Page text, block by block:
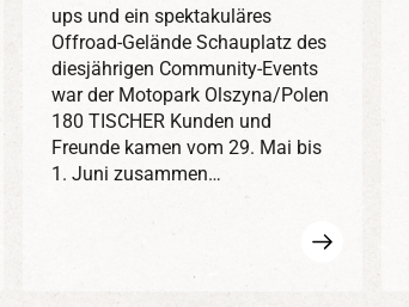
ups und ein spektakuläres
Offroad-Gelände Schauplatz des
diesjährigen Community-Events
war der Motopark Olszyna/Polen
180 TISCHER Kunden und
Freunde kamen vom 29. Mai bis
1. Juni zusammen…
erfahren